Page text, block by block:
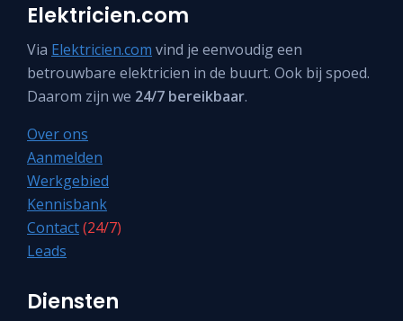
Elektricien.com
Via Elektricien.com vind je eenvoudig een
betrouwbare elektricien in de buurt. Ook bij spoed.
Daarom zijn we 24/7 bereikbaar.
Over ons
Aanmelden
Werkgebied
Kennisbank
Contact(24/7)
Leads
Diensten